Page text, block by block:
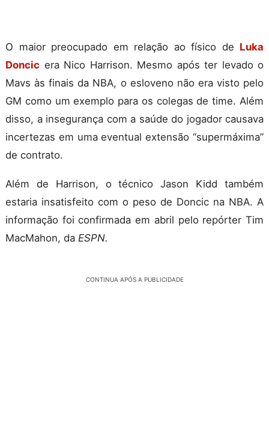
O maior preocupado em relação ao físico de Luka
Doncic era Nico Harrison. Mesmo após ter levado o
Mavs às finais da NBA, o esloveno não era visto pelo
GM como um exemplo para os colegas de time. Além
disso, a insegurança com a saúde do jogador causava
incertezas em uma eventual extensão “supermáxima”
de contrato.
Além de Harrison, o técnico Jason Kidd também
estaria insatisfeito com o peso de Doncic na NBA. A
informação foi confirmada em abril pelo repórter Tim
MacMahon, da ESPN.
CONTINUA APÓS A PUBLICIDADE